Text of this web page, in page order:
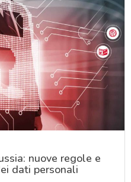
nuove regole e
dati personali